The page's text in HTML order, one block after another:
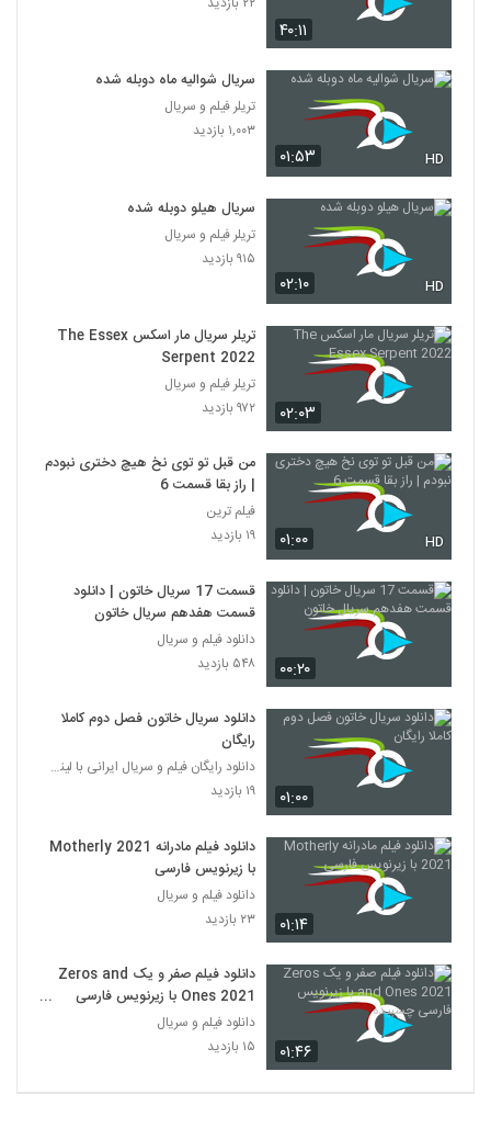
۴۰:۱۱
۰۱:۵۳ HD
سریال شوالیه ماه دوبله شده
تریلر فیلم و سریال
۱,۰۰۳ بازدید
۰۲:۱۰ HD
سریال هیلو دوبله شده
تریلر فیلم و سریال
۹۱۵ بازدید
۰۲:۰۳
تریلر سریال مار اسکس The Essex
Serpent 2022
تریلر فیلم و سریال
۹۷۲ بازدید
۰۱:۰۰ HD
من قبل تو توی نخ هیچ دختری نبودم
| راز بقا قسمت 6
فیلم ترین
۱۹ بازدید
۰۰:۲۰
قسمت 17 سریال خاتون | دانلود
قسمت هفدهم سریال خاتون
دانلود فیلم و سریال
۵۴۸ بازدید
۰۱:۰۰
دانلود سریال خاتون فصل دوم کاملا
رایگان
دانلود رایگان فیلم و سریال ایرانی با لینک مستقیم
۱۹ بازدید
۰۱:۱۴
دانلود فیلم مادرانه Motherly 2021
با زیرنویس فارسی
دانلود فیلم و سریال
۲۳ بازدید
۰۱:۴۶
دانلود فیلم صفر و یک Zeros and
Ones 2021 با زیرنویس فارسی
چسبیده
دانلود فیلم و سریال
۱۵ بازدید